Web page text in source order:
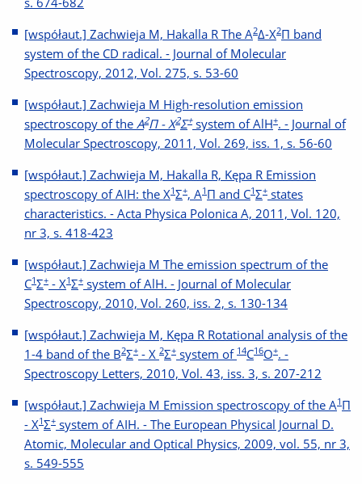
[współaut.] Zachwieja M, Hakalla R The A2Δ-X2Π band
system of the CD radical. - Journal of Molecular
Spectroscopy, 2012, Vol. 275, s. 53-60
[współaut.] Zachwieja M High-resolution emission
spectroscopy of the A2Π - X2Σ+system of AlH+. - Journal of
Molecular Spectroscopy, 2011, Vol. 269, iss. 1, s. 56-60
[współaut.] Zachwieja M, Hakalla R, Kępa R Emission
spectroscopy of AIH: the X1Σ+, A1 Π and C1Σ+ states
characteristics. - Acta Physica Polonica A, 2011, Vol. 120,
nr 3, s. 418-423
[współaut.] Zachwieja M The emission spectrum of the
C1Σ+ - X1Σ+ system of AlH. - Journal of Molecular
Spectroscopy, 2010, Vol. 260, iss. 2, s. 130-134
[współaut.] Zachwieja M, Kępa R Rotational analysis of the
1-4 band of the B2Σ+ - X 2Σ+ system of 14C16O+. -
Spectroscopy Letters, 2010, Vol. 43, iss. 3, s. 207-212
[współaut.] Zachwieja M Emission spectroscopy of the A1 Π
- X1Σ+ system of AIH. - The European Physical Journal D.
Atomic, Molecular and Optical Physics, 2009, vol. 55, nr 3,
s. 549-555